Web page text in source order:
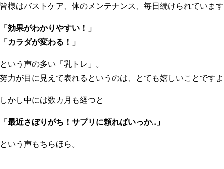
皆様はバストケア、体のメンテナンス、毎日続けられていま
「効果がわかりやすい！」
「カラダが変わる！」
という声の多い「乳トレ」。
努力が目に見えて表れるというのは、とても嬉しいことです
しかし中には数カ月も経つと
「最近さぼりがち！サプリに頼ればいっか…」
という声もちらほら。